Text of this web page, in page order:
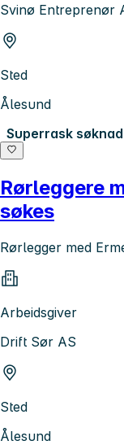
Svinø Entreprenør
Sted
Ålesund
Superrask søknad
Rørleggere
søkes
Rørlegger med
Arbeidsgiver
Drift Sør AS
Sted
Ålesund